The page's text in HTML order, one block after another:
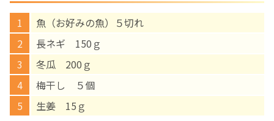
魚（お好みの魚）５切れ
長ネギ 150ｇ
冬瓜 200ｇ
梅干し ５個
生姜 15ｇ
その他の診療内容
‘さんルーム’ でさまざまな講座・クラス
遠方にお住まいで当院での出産を希望される方へ
医師プロフィール